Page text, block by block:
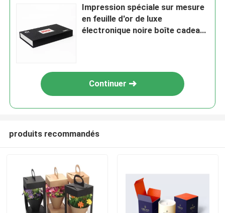
Impression spéciale sur mesure
en feuille d'or de luxe
électronique noire boîte cadeau
Continuer
produits recommandés